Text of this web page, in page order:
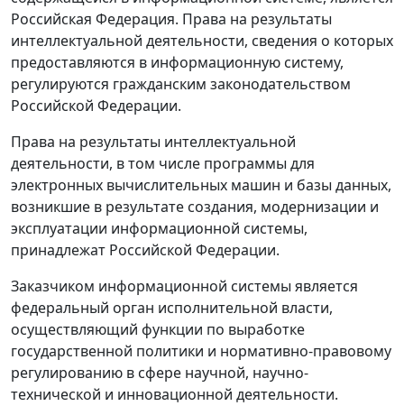
Российская Федерация. Права на результаты
интеллектуальной деятельности, сведения о которых
предоставляются в информационную систему,
регулируются гражданским законодательством
Российской Федерации.
Права на результаты интеллектуальной
деятельности, в том числе программы для
электронных вычислительных машин и базы данных,
возникшие в результате создания, модернизации и
эксплуатации информационной системы,
принадлежат Российской Федерации.
Заказчиком информационной системы является
федеральный орган исполнительной власти,
осуществляющий функции по выработке
государственной политики и нормативно-правовому
регулированию в сфере научной, научно-
технической и инновационной деятельности.